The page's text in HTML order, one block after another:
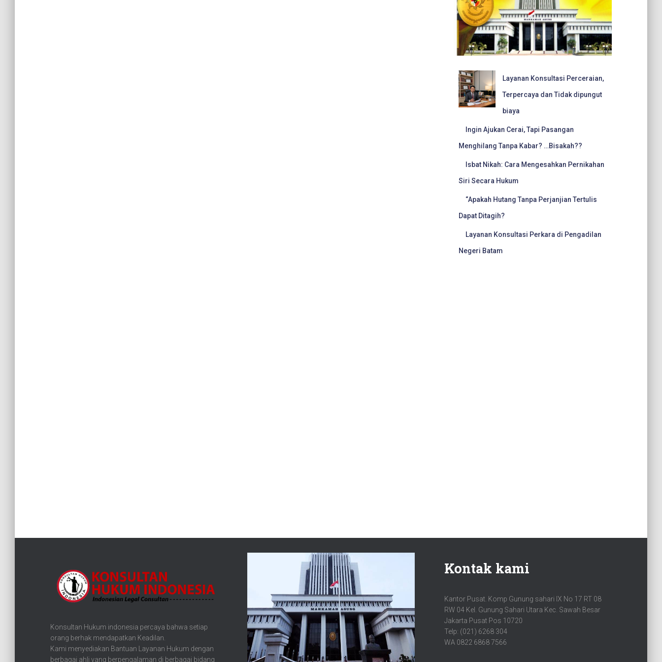
Layanan Konsultasi Perceraian,
Terpercaya dan Tidak dipungut
biaya
Ingin Ajukan Cerai, Tapi Pasangan
Menghilang Tanpa Kabar? …Bisakah??
Isbat Nikah: Cara Mengesahkan Pernikahan
Siri Secara Hukum
“Apakah Hutang Tanpa Perjanjian Tertulis
Dapat Ditagih?
Layanan Konsultasi Perkara di Pengadilan
Negeri Batam
Konsultan Hukum indonesia percaya bahwa setiap
orang berhak mendapatkan Keadilan.
Kami menyediakan Bantuan Layanan Hukum dengan
berbagai ahli yang berpengalaman di berbagai bidang
Kontak kami
Kantor Pusat. Komp Gunung sahari IX No 17 RT 08
RW 04 Kel. Gunung Sahari Utara Kec. Sawah Besar
Jakarta Pusat Pos 10720
Telp: (021) 6268 304
WA 0822 6868 7566